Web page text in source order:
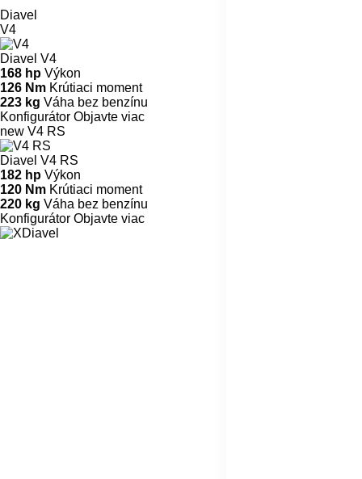
Diavel
V4
Diavel V4
168 hp Výkon
126 Nm Krútiaci moment
223 kg Váha bez benzínu
Konfigurátor Objavte viac
new V4 RS
Diavel V4 RS
182 hp Výkon
120 Nm Krútiaci moment
220 kg Váha bez benzínu
Konfigurátor Objavte viac